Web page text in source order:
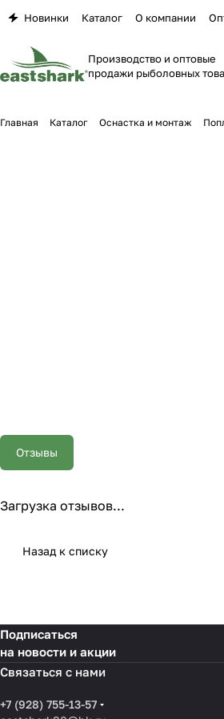
Новинки Каталог О компании
Производство и оптовые
продажи рыболовных
Главная Каталог Оснастка и монтаж
Отзывы
Загрузка отзывов...
Назад к списку
Подписаться
на новости и акции
Связаться с нами
+7 (928) 755-13-57